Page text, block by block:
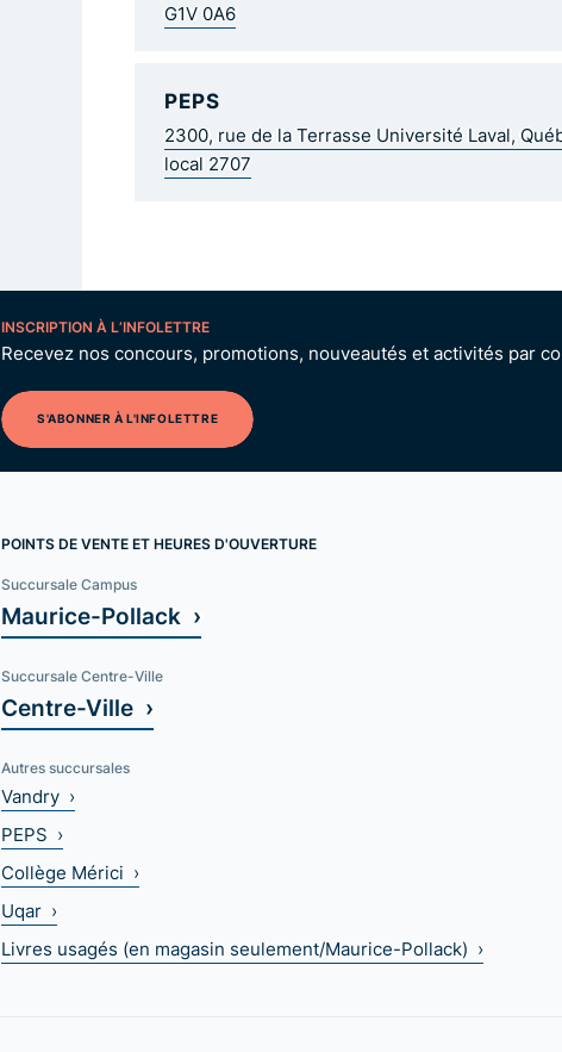
G1V 0A6
PEPS
2300, rue de la Terrasse Université Laval,
local 2707
INSCRIPTION À L’INFOLETTRE
Recevez nos concours, promotions, nouveautés et activités par
S'ABONNER À L'INFOLETTRE
POINTS DE VENTE ET HEURES D'OUVERTURE
Succursale Campus
Maurice-Pollack ›
Succursale Centre-Ville
Centre-Ville ›
Autres succursales
Vandry ›
PEPS ›
Collège Mérici ›
Uqar ›
Livres usagés (en magasin seulement/Maurice-Pollack) ›